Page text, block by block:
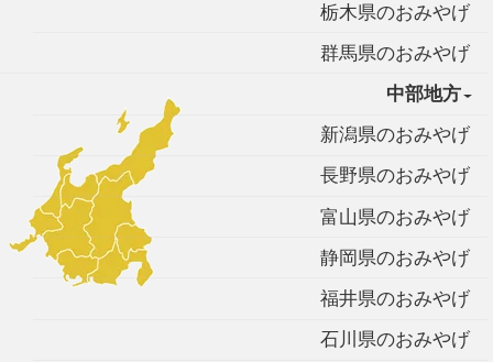
栃木県のおみやげ
群馬県のおみやげ
中部地方
新潟県のおみやげ
長野県のおみやげ
富山県のおみやげ
静岡県のおみやげ
福井県のおみやげ
石川県のおみやげ